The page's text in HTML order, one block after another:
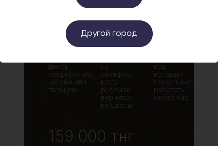
Другой город
Больше
никаких
ключей:
дверь
смартфоном,
часами или
пальцем
Безопасность
на
телефон,
когда
ребенок
вернулся
из школы
код,
который
перестанет
работать
через час
159 000 тнг